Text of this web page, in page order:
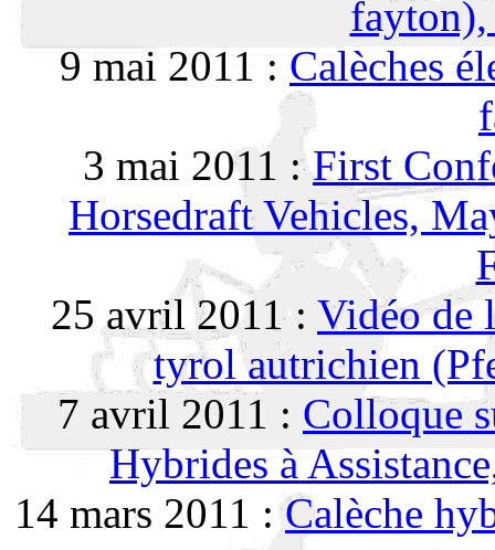
fayton),
9 mai 2011 : Calèches
3 mai 2011 :First
Horsedraft Vehicles,
25 avril 2011 : Vidéo de
tyrol autrichien
7 avril 2011 : Colloque
Hybrides à
14 mars 2011 :Calèche